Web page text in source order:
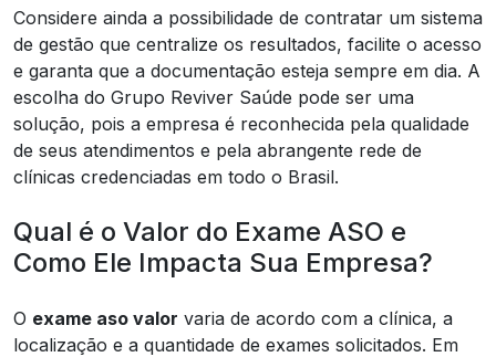
Considere ainda a possibilidade de contratar um sistema
de gestão que centralize os resultados, facilite o acesso
e garanta que a documentação esteja sempre em dia. A
escolha do Grupo Reviver Saúde pode ser uma
solução, pois a empresa é reconhecida pela qualidade
de seus atendimentos e pela abrangente rede de
clínicas credenciadas em todo o Brasil.
Qual é o Valor do Exame ASO e
Como Ele Impacta Sua Empresa?
O exame aso valor varia de acordo com a clínica, a
localização e a quantidade de exames solicitados. Em